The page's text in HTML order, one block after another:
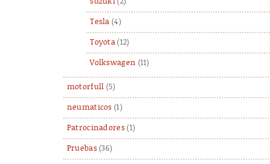
Tesla (4)
Toyota (12)
Volkswagen (11)
motorfull (5)
neumaticos (1)
Patrocinadores(1)
Pruebas(36)